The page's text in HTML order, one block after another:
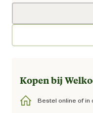
Kopen bij
Bestel online of in